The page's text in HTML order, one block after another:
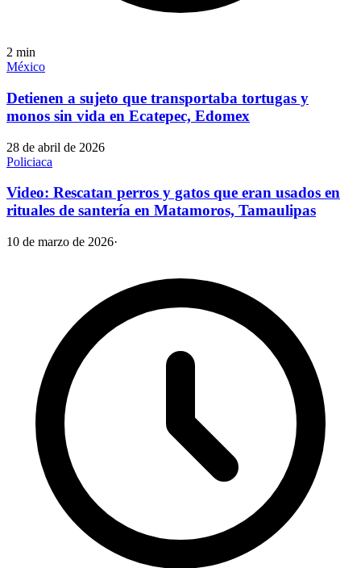
2 min
México
Detienen a sujeto que transportaba tortugas y
monos sin vida en Ecatepec, Edomex
28 de abril de 2026
Policiaca
Video: Rescatan perros y gatos que eran usados en
rituales de santería en Matamoros, Tamaulipas
10 de marzo de 2026·